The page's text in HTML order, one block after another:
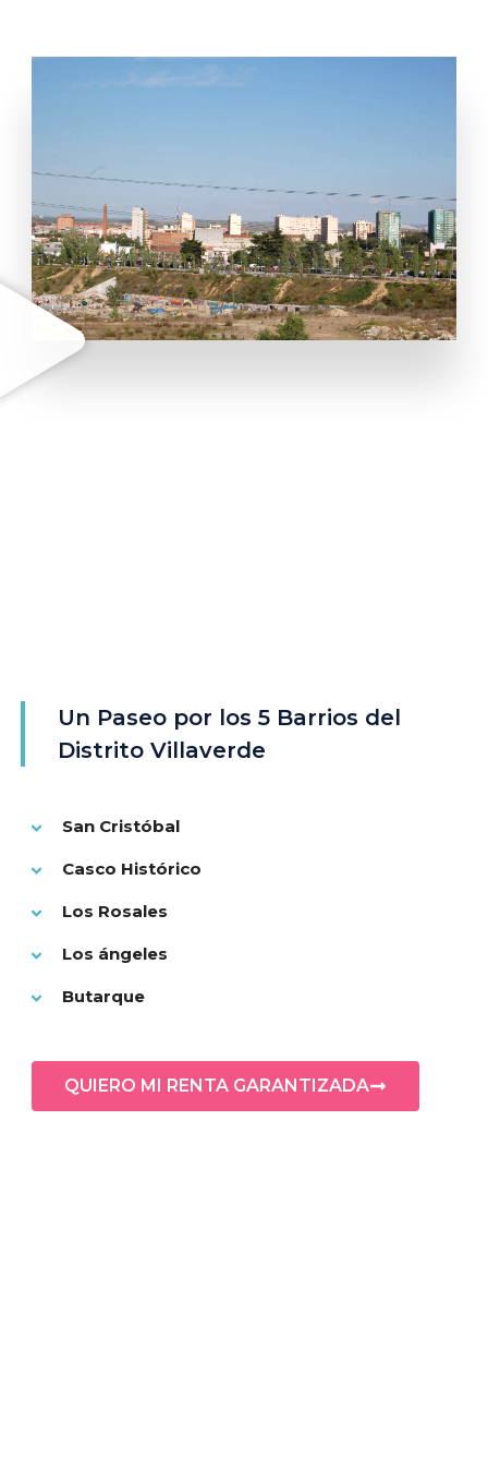
Un Paseo por los 5 Barrios del
Distrito Villaverde
San Cristóbal
Casco Histórico
Los Rosales
Los ángeles
Butarque
QUIERO MI RENTA GARANTIZADA